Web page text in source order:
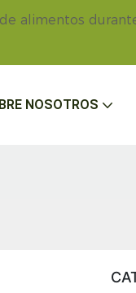
alimentos
NOSOTROS